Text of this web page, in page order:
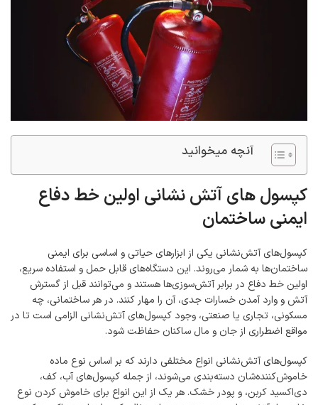
آنچه میخوانید
کپسول ‌های آتش‌ نشانی اولین خط دفاع
ایمنی ساختمان
کپسول‌های آتش‌نشانی یکی از ابزارهای حیاتی و اساسی برای ایمنی
ساختمان‌ها به شمار می‌روند. این دستگاه‌های قابل حمل و استفاده سریع،
اولین خط دفاع در برابر آتش‌سوزی‌ها هستند و می‌توانند قبل از گسترش
آتش و وارد آمدن خسارات جدی، آن را مهار کنند. در هر ساختمانی، چه
مسکونی، تجاری یا صنعتی، وجود کپسول‌های آتش‌نشانی الزامی است تا در
مواقع اضطراری از جان و مال ساکنان حفاظت شود.
کپسول‌های آتش‌نشانی انواع مختلفی دارند که بر اساس نوع ماده
خاموش‌کننده‌شان دسته‌بندی می‌شوند، از جمله کپسول‌های آب، کف،
دی‌اکسید کربن، و پودر خشک. هر یک از این انواع برای خاموش کردن نوع